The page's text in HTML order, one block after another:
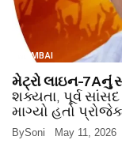
MUMBAI
મેટ્રો લાઇન-7Aનું
શક્યતા, પૂર્વ
માગ્યો હતો
BySoni May 11, 2026